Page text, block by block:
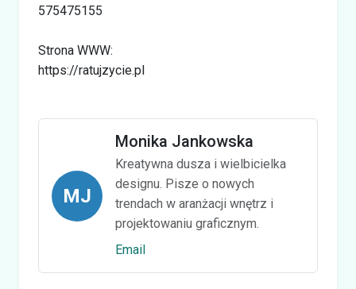
575475155
Strona WWW:
https://ratujzycie.pl
MJ
Monika Jankowska
Kreatywna dusza i wielbicielka
designu. Pisze o nowych
trendach w aranżacji wnętrz i
projektowaniu graficznym.
Email